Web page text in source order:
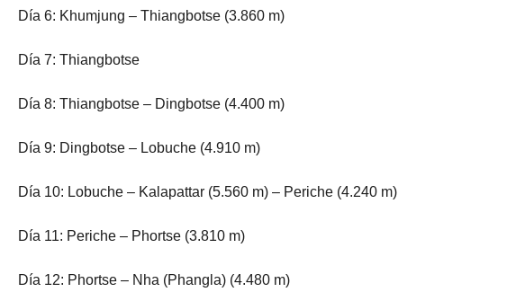
Día 6: Khumjung – Thiangbotse (3.860 m)
Día 7: Thiangbotse
Día 8: Thiangbotse – Dingbotse (4.400 m)
Día 9: Dingbotse – Lobuche (4.910 m)
Día 10: Lobuche – Kalapattar (5.560 m) – Periche (4.240 m)
Día 11: Periche – Phortse (3.810 m)
Día 12: Phortse – Nha (Phangla) (4.480 m)